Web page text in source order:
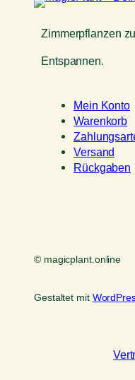
Zimmerpflanzen
Entspannen.
Mein Konto
Warenkorb
Versand
Rückgaben
© magicplant.online
Gestaltet mit